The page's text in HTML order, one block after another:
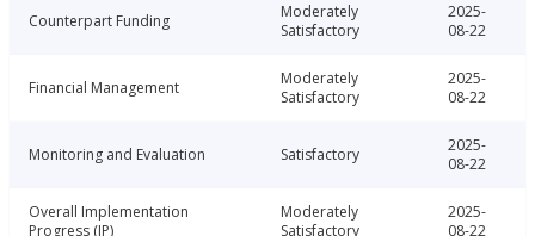
Counterpart Funding
Moderately
Satisfactory
2025-
08-22
Financial Management
Moderately
Satisfactory
2025-
08-22
Monitoring and Evaluation Satisfactory
2025-
08-22
Overall Implementation
Progress (IP)
Moderately
Satisfactory
2025-
08-22